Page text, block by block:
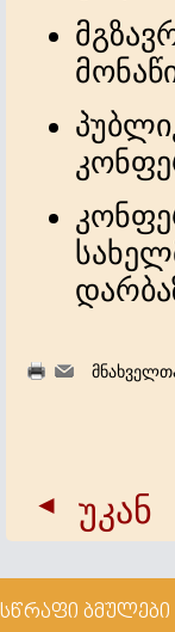
უკან
სწრაფი ბმულები